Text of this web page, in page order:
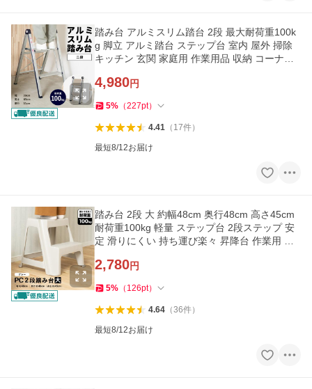
踏み台 アルミスリム踏台 2段 最大耐荷重100k
g 脚立 アルミ踏台 ステップ台 室内 屋外 掃除
キッチン 玄関 家庭用 作業用品 収納 コーナン
4,980円
5% （227pt）
4.41（ 17件）
最短8/12お届け
踏み台 2段 大 約幅48cm 奥行48cm 高さ45cm
耐荷重100kg 軽量 ステップ台 2段ステップ 安
定 滑りにくい 持ち運び楽々 昇降台 作業用 玄
2,780円
5% （ 126pt）
4.64（36件）
最短8/12お届け